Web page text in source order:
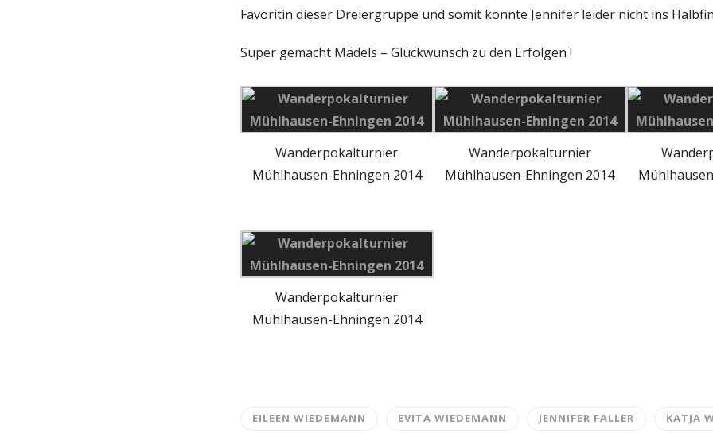
Favoritin dieser Dreiergruppe und somit konnte Jennifer leider nicht ins
Super gemacht Mädels – Glückwunsch zu den Erfolgen !
Wanderpokalturnier
Mühlhausen-Ehningen 2014
Wanderpokalturnier
Mühlhausen-Ehningen 2014
Wanderpokalturnier
Mühlhausen-Ehningen 2014
EILEEN WIEDEMANN EVITA WIEDEMANN JENNIFER FALLER KATJA